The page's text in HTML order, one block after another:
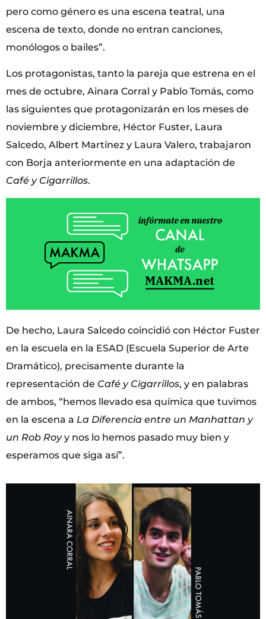
pero como género es una escena teatral, una
escena de texto, donde no entran canciones,
monólogos o bailes”.
Los protagonistas, tanto la pareja que estrena en el
mes de octubre, Ainara Corral y Pablo Tomás, como
las siguientes que protagonizarán en los meses de
noviembre y diciembre, Héctor Fuster, Laura
Salcedo, Albert Martínez y Laura Valero, trabajaron
con Borja anteriormente en una adaptación de
Café y Cigarrillos.
De hecho, Laura Salcedo coincidió con Héctor Fuster
en la escuela en la ESAD (Escuela Superior de Arte
Dramático), precisamente durante la
representación de Café y Cigarrillos, y en palabras
de ambos, “hemos llevado esa química que tuvimos
en la escena a La Diferencia entre un Manhattan y
un Rob Royy nos lo hemos pasado muy bien y
esperamos que siga así”.